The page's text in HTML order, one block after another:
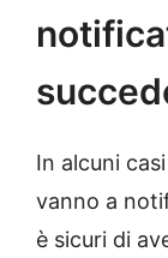
In alcuni
vanno a
è sicuri di